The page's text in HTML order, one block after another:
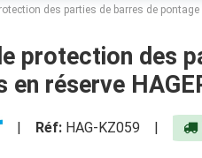
des parties de barres de
protection des
en réserve
Réf: HAG-KZ059